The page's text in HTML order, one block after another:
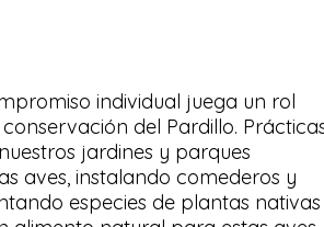
individual juega un rol
del Pardillo.
jardines y parques
aves, instalando comederos y
especies de plantas nativas